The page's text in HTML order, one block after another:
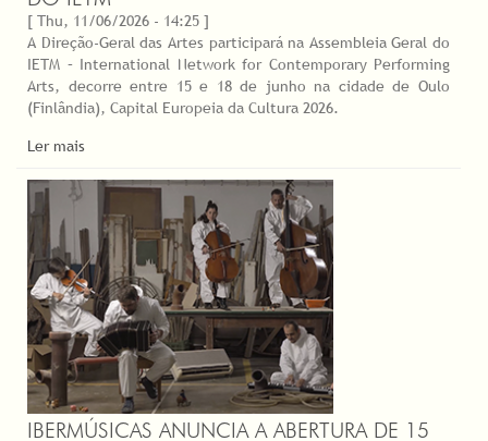
[ Thu, 11/06/2026 - 14:25 ]
A Direção-Geral das Artes participará na Assembleia Geral do
IETM – International Network for Contemporary Performing
Arts, decorre entre 15 e 18 de junho na cidade de Oulo
(Finlândia), Capital Europeia da Cultura 2026.
Ler mais
IBERMÚSICAS ANUNCIA A ABERTURA DE 15